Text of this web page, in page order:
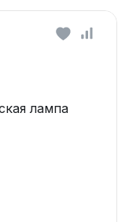
лампа